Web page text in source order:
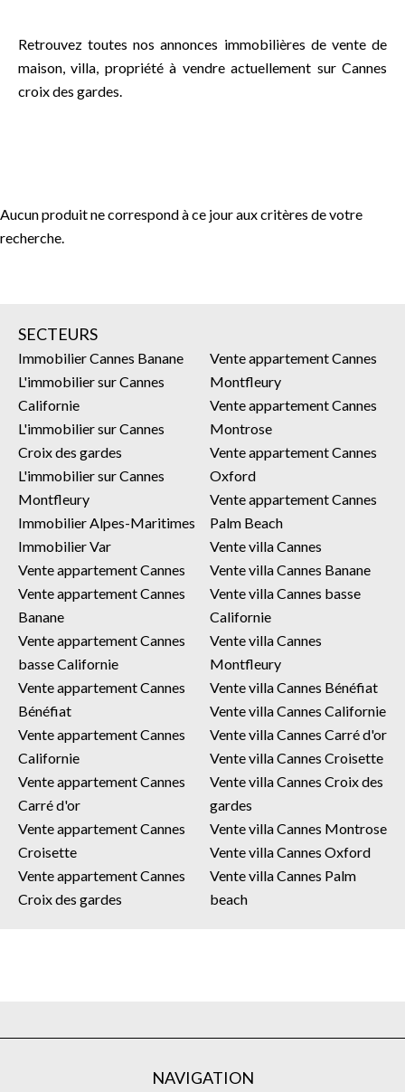
Retrouvez toutes nos annonces immobilières de vente de
maison, villa, propriété à vendre actuellement sur Cannes
croix des gardes.
Aucun produit ne correspond à ce jour aux critères de votre
recherche.
SECTEURS
Immobilier Cannes Banane
L'immobilier sur Cannes
Californie
L'immobilier sur Cannes
Croix des gardes
L'immobilier sur Cannes
Montfleury
Immobilier Alpes-Maritimes
Immobilier Var
Vente appartement Cannes
Vente appartement Cannes
Banane
Vente appartement Cannes
basse Californie
Vente appartement Cannes
Bénéfiat
Vente appartement Cannes
Californie
Vente appartement Cannes
Carré d'or
Vente appartement Cannes
Croisette
Vente appartement Cannes
Croix des gardes
Vente appartement Cannes
Montfleury
Vente appartement Cannes
Montrose
Vente appartement Cannes
Oxford
Vente appartement Cannes
Palm Beach
Vente villa Cannes
Vente villa Cannes Banane
Vente villa Cannes basse
Californie
Vente villa Cannes
Montfleury
Vente villa Cannes Bénéfiat
Vente villa Cannes Californie
Vente villa Cannes Carré d'or
Vente villa Cannes Croisette
Vente villa Cannes Croix des
gardes
Vente villa Cannes Montrose
Vente villa Cannes Oxford
Vente villa Cannes Palm
beach
NAVIGATION